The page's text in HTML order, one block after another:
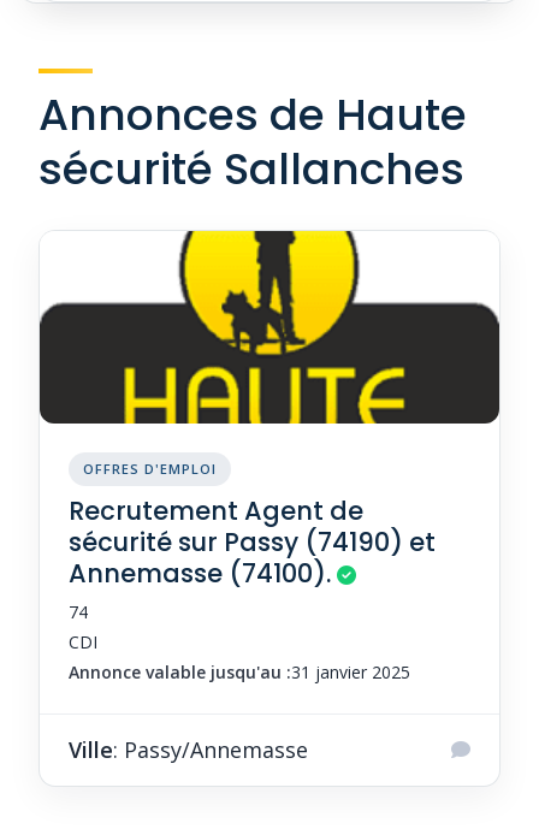
Annonces de Haute
sécurité Sallanches
OFFRES D'EMPLOI
Recrutement Agent de
sécurité sur Passy (74190) et
Annemasse (74100).
74
CDI
Annonce valable jusqu'au :31 janvier 2025
Ville: Passy/Annemasse